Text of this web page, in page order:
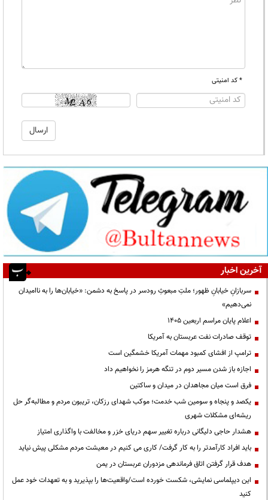
* کد امنیتی
آخرین اخبار
سربازانِ خیابانِ ظهور؛ ملتِ مبعوثِ رودسر در پاسخ به دشمن: «خیابان‌ها را به ناامیدان
نمی‌دهیم»
اعلام پایان مراسم اربعین ۱۴۰۵
توقف صادرات نفت عربستان به آمریکا
ترامپ از افشای کمبود مهمات آمریکا خشمگین است
اجازه باز شدن مسیر دوم در تنگه هرمز را نخواهیم داد
فرق است میان مجاهدان در میدان و ساکتین
یکصد و پنجاه و سومین شب خدمت؛ موکب شهدای رزکان، تریبون مردم و مطالبه‌گر حل
ریشه‌ای مشکلات شهری
هشدار حاجی دلیگانی درباره تغییر سهم دریای خزر و مخالفت با واگذاری امتیاز
باید افراد کارآمدتر را به کار گرفت/ کاری می کنیم در معیشت مردم مشکلی پیش نیاید
هدف قرار گرفتن اتاق‌ فرماندهی مزدوران عربستان در یمن
این دیپلماسی نمایشی، شکست خورده است/واقعیت‌ها را بپذیرید و به تعهدات خود عمل
کنید